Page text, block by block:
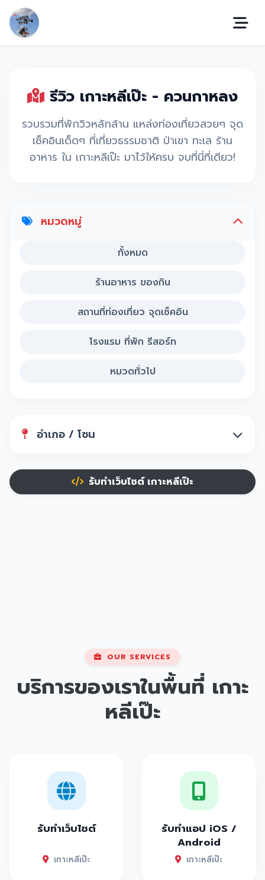
รีวิว เกาะหลีเป๊ะ - ควนกาหลง
รวบรวมที่พักวิวหลักล้าน แหล่งท่องเที่ยวสวยๆ จุด
เช็คอินเด็ดๆ ที่เที่ยวธรรมชาติ ป่าเขา ทะเล ร้าน
อาหาร ใน เกาะหลีเป๊ะ มาไว้ให้ครบ จบที่นี่ที่เดียว!
หมวดหมู่
ทั้งหมด
ร้านอาหาร ของกิน
สถานที่ท่องเที่ยว จุดเช็คอิน
โรงแรม ที่พัก รีสอร์ท
หมวดทั่วไป
อำเภอ / โซน
รับทำเว็บไซต์ เกาะหลีเป๊ะ
OUR SERVICES
บริการของเราในพื้นที่ เกาะ
หลีเป๊ะ
รับทำเว็บไซต์
เกาะหลีเป๊ะ
รับทำแอป iOS /
Android
เกาะหลีเป๊ะ